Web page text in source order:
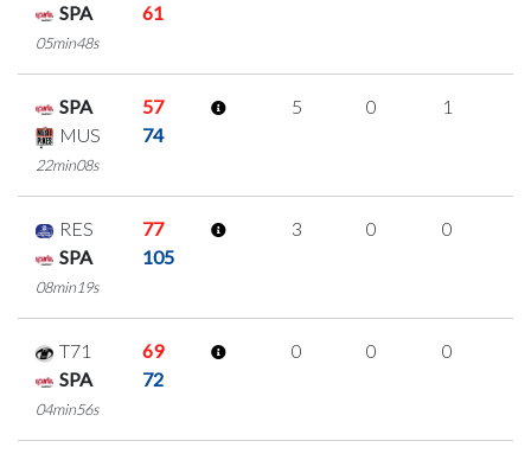
SPA
61
05min48s
SPA
57
MUS
74
22min08s
5 0 1
RES
77
SPA
105
08min19s
3 0 0
T71
69
SPA
72
04min56s
0 0 0